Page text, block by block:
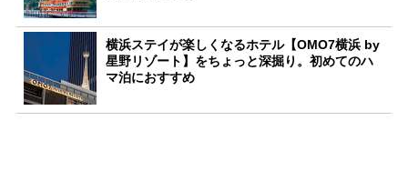
横浜ステイが楽しくなるホテル【OMO7横浜 by
星野リゾート】をちょっと深掘り。初めてのハ
マ泊におすすめ